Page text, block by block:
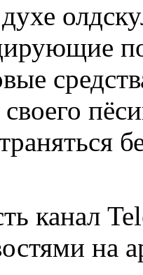
канал
на